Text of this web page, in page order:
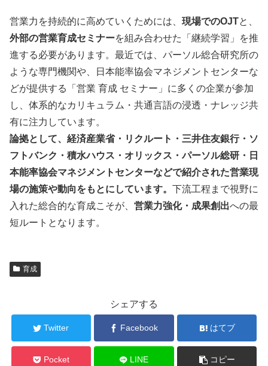
営業力を持続的に高めていくためには、 現場でのOJTと、
外部の営業育成セミナーを組み合わせた「継続学習」を推
進する必要があります。最近では、パーソル総合研究所の
ような専門機関や、日本能率協会マネジメントセンターな
どが提供する「営業 育成 セミナー」に多くの企業が参加
し、体系的なカリキュラム・共通言語の浸透・ナレッジ共
有に注力しています。
論拠として、経済産業省・リクルート・三井住友銀行・ソ
フトバンク・積水ハウス・オリックス・パーソル総研・日
本能率協会マネジメントセンターなどで紹介された営業現
場の施策や動向をもとにしています。 下流工程まで視野に
入れた総合的な育成こそが、 営業力強化・成果創出への最
短ルートとなります。
育成
シェアする
Twitter Facebook はてブ
Pocket LINE コピー